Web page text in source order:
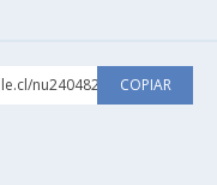
nu240482 COPIAR